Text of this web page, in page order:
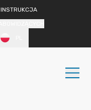
INSTRUKCJA